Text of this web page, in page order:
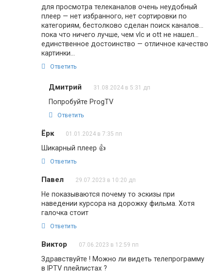
для просмотра телеканалов очень неудобный
плеер — нет избранного, нет сортировки по
категориям, бестолково сделан поиск каналов…
пока что ничего лучше, чем vlc и ott не нашел…
единственное достоинство — отличное качество
картинки…
Ответить
Дмитрий 31.08.2024 в 5:31 дп
Попробуйте ProgTV
Ответить
Ёрк 01.01.2024 в 7:35 пп
Шикарный плеер 👍
Ответить
Павел 29.07.2023 в 10:20 дп
Не показываются почему то эскизы при
наведении курсора на дорожку фильма. Хотя
галочка стоит
Ответить
Виктор 07.06.2023 в 12:59 пп
Здравствуйте ! Можно ли видеть телепрограмму
в IPTV плейлистах ?